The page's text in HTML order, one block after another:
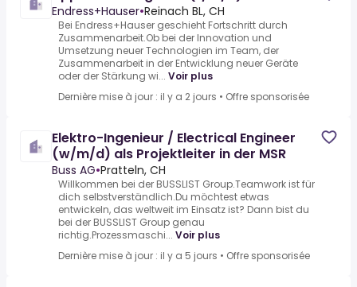
Endress+Hauser•Reinach BL, CH
Bei Endress+Hauser geschieht Fortschritt durch
Zusammenarbeit.Ob bei der Innovation und
Umsetzung neuer Technologien im Team, der
Zusammenarbeit in der Entwicklung neuer Geräte
oder der Stärkung wi... Voir plus
Dernière mise à jour : il y a 2 jours • Offre sponsorisée
Elektro-Ingenieur / Electrical Engineer
(w/m/d) als Projektleiter in der MSR
Buss AG•Pratteln, CH
Willkommen bei der BUSSLIST Group.Teamwork ist für
dich selbstverständlich.Du möchtest etwas
entwickeln, das weltweit im Einsatz ist? Dann bist du
bei der BUSSLIST Group genau
richtig.Prozessmaschi... Voir plus
Dernière mise à jour : il y a 5 jours • Offre sponsorisée